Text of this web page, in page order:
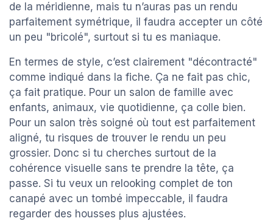
de la méridienne, mais tu n’auras pas un rendu
parfaitement symétrique, il faudra accepter un côté
un peu "bricolé", surtout si tu es maniaque.
En termes de style, c’est clairement "décontracté"
comme indiqué dans la fiche. Ça ne fait pas chic,
ça fait pratique. Pour un salon de famille avec
enfants, animaux, vie quotidienne, ça colle bien.
Pour un salon très soigné où tout est parfaitement
aligné, tu risques de trouver le rendu un peu
grossier. Donc si tu cherches surtout de la
cohérence visuelle sans te prendre la tête, ça
passe. Si tu veux un relooking complet de ton
canapé avec un tombé impeccable, il faudra
regarder des housses plus ajustées.